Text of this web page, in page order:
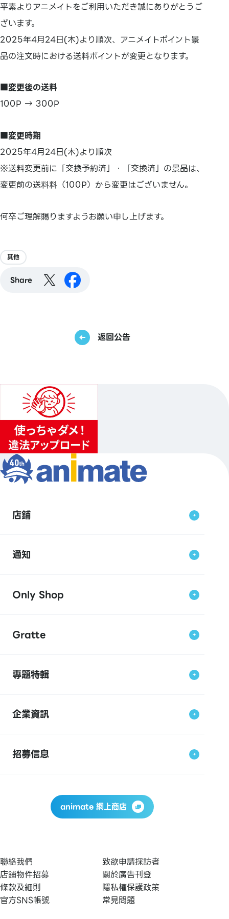
平素よりアニメイトをご利用いただき誠にありがとうご
ざいます。
2025年4月24日(木)より順次、アニメイトポイント景
品の注文時における送料ポイントが変更となります。
■変更後の送料
100P → 300P
■変更時期
2025年4月24日(木)より順次
※送料変更前に「交換予約済」・「交換済」の景品は、
変更前の送料料（100P）から変更はございません。
何卒ご理解賜りますようお願い申し上げます。
其他
Share
返回公告
店鋪
通知
Only Shop
Gratte
專題特輯
企業資訊
招募信息
animate 網上商店
聯絡我們
致欲申請採訪者
店鋪物件招募
關於廣告刊登
條款及細則
隱私權保護政策
官方SNS帳號
常見問題